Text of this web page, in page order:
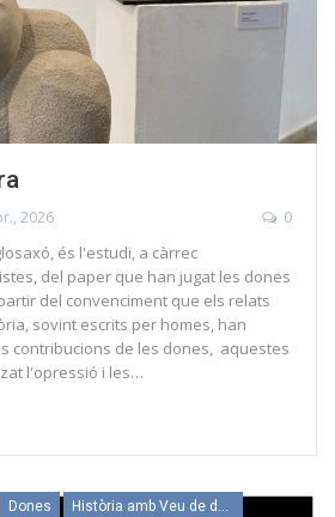
2026 0
és l'estudi, a càrrec
del paper que han jugat les dones
del convenciment que els relats
sovint escrits per homes, han
contribucions de les dones, aquestes
l'opressió i les…
Dones Història amb Veu de dona